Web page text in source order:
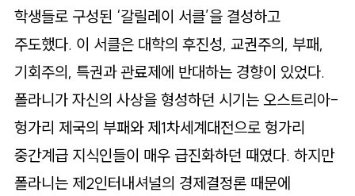
학생들로 구성된 ‘갈릴레이 서클’을 결성하고
주도했다. 이 서클은 대학의 후진성, 교권주의, 부패,
기회주의, 특권과 관료제에 반대하는 경향이 있었다.
폴라니가 자신의 사상을 형성하던 시기는 오스트리아-
헝가리 제국의 부패와 제1차세계대전으로 헝가리
중간계급 지식인들이 매우 급진화하던 때였다. 하지만
폴라니는 제2인터내셔널의 경제결정론 때문에